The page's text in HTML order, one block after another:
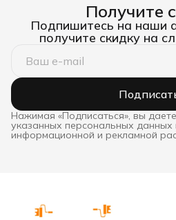
Получите
Подпишитесь на наши
получите скидку на
Нажимая «Подписаться», вы
указанных персональных данных
информационной и рекламной